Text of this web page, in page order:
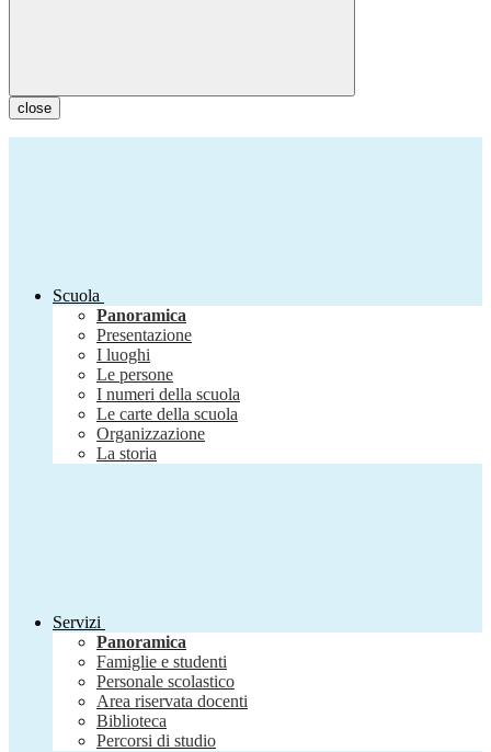
close
Scuola
Panoramica
Presentazione
I luoghi
Le persone
I numeri della scuola
Le carte della scuola
Organizzazione
La storia
Servizi
Panoramica
Famiglie e studenti
Personale scolastico
Area riservata docenti
Biblioteca
Percorsi di studio